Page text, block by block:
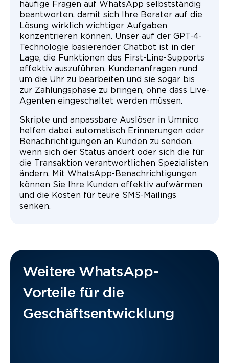
häufige Fragen auf WhatsApp selbstständig
beantworten, damit sich Ihre Berater auf die
Lösung wirklich wichtiger Aufgaben
konzentrieren können. Unser auf der GPT-4-
Technologie basierender Chatbot ist in der
Lage, die Funktionen des First-Line-Supports
effektiv auszuführen, Kundenanfragen rund
um die Uhr zu bearbeiten und sie sogar bis
zur Zahlungsphase zu bringen, ohne dass Live-
Agenten eingeschaltet werden müssen.
Skripte und anpassbare Auslöser in Umnico
helfen dabei, automatisch Erinnerungen oder
Benachrichtigungen an Kunden zu senden,
wenn sich der Status ändert oder sich die für
die Transaktion verantwortlichen Spezialisten
ändern. Mit WhatsApp-Benachrichtigungen
können Sie Ihre Kunden effektiv aufwärmen
und die Kosten für teure SMS-Mailings
senken.
Weitere WhatsApp-
Vorteile für die
Geschäftsentwicklung